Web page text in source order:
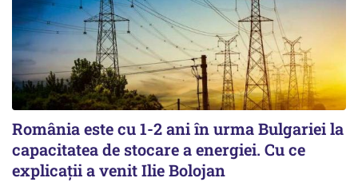
România este cu 1-2 ani în urma Bulgariei la
capacitatea de stocare a energiei. Cu ce
explicații a venit Ilie Bolojan